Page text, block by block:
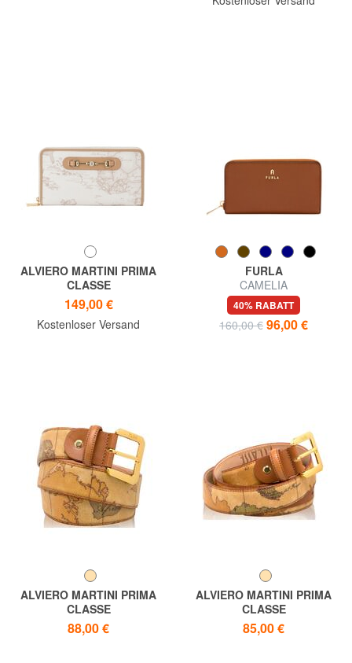
ALVIERO MARTINI PRIMA
CLASSE
GEO CLASSIC Ziparound-
Geldbörse
149,00 €
Kostenloser Versand
FURLA
CAMELIA
Reißverschlussgeldbörse aus
Leder
40% RABATT
160,00 € 96,00 €
ALVIERO MARTINI PRIMA
CLASSE
GEO CLASSIC Gürtel kann
nach Maß gekürzt werden
88,00 €
ALVIERO MARTINI PRIMA
CLASSE
GEO CLASSIC Gürtel kann
nach Maß gekürzt werden
85,00 €